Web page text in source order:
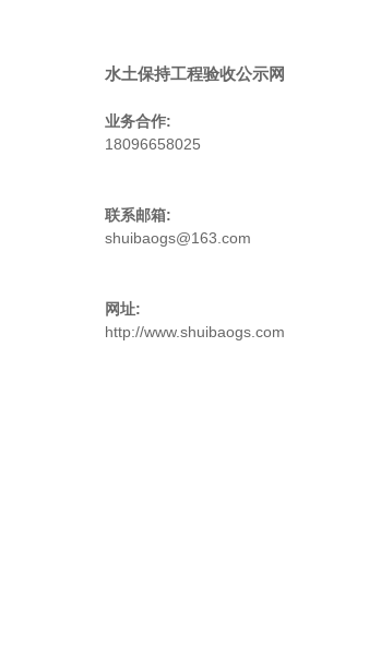
水土保持工程验收公示网
业务合作:
18096658025
联系邮箱:
shuibaogs@163.com
网址:
http://www.shuibaogs.com